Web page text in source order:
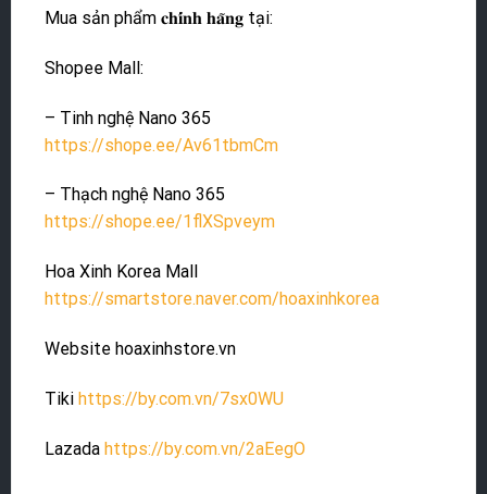
Mua sản phẩm 𝐜𝐡𝐢́𝐧𝐡 𝐡𝐚̃𝐧𝐠 tại:
Shopee Mall:
– Tinh nghệ Nano 365
https://shope.ee/Av61tbmCm
– Thạch nghệ Nano 365
https://shope.ee/1flXSpveym
Hoa Xinh Korea Mall
https://smartstore.naver.com/hoaxinhkorea
Website hoaxinhstore.vn
Tiki https://by.com.vn/7sx0WU
Lazada https://by.com.vn/2aEegO